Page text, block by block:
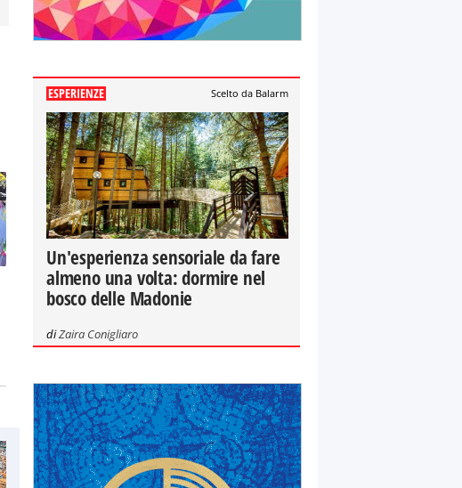
ESPERIENZE Scelto da Balarm
Un'esperienza sensoriale da fare
almeno una volta: dormire nel
bosco delle Madonie
diZaira Conigliaro